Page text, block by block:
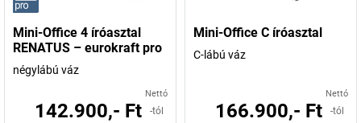
Mini-Office 4 íróasztal
RENATUS – eurokraft pro
négylábú váz
Nettó
142.900,- Ft -tól
Mini-Office C íróasztal
C-lábú váz
Nettó
166.900,- Ft -tól